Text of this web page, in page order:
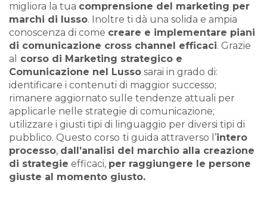
migliora la tua comprensione del marketing per
marchi di lusso. Inoltre ti dà una solida e ampia
conoscenza di come creare e implementare piani
di comunicazione cross channel efficaci. Grazie
al
corso di Marketing strategico e
Comunicazione nel Lusso sarai in grado di:
identificare i contenuti di maggior successo;
rimanere aggiornato sulle tendenze attuali per
applicarle nelle strategie di comunicazione;
utilizzare i giusti tipi di linguaggio per diversi tipi di
pubblico. Questo corso ti guida attraverso l’intero
processo, dall’analisi del marchio alla creazione
di strategie efficaci, per raggiungere le persone
giuste al momento giusto.